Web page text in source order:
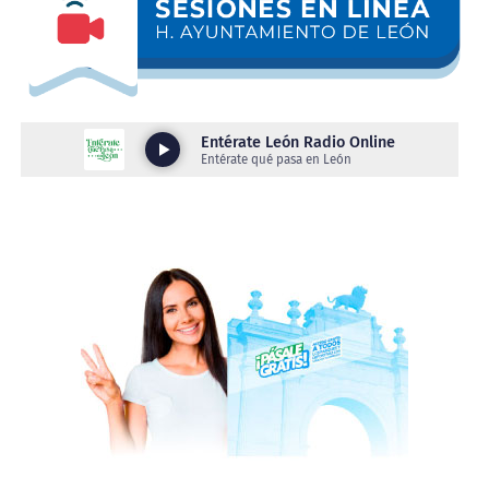
Además, la estrategia contempla una tercera etapa de
vinculación y fortalecimiento empresarial, mediante
espacios de venta comercial, networking, vinculaciones
de crecimiento de sus proyectos.
indígena, entre junio de 2024 y julio de 2026 se
realizaron 30 exposiciones, ferias y eventos comerciales,
que registraron más de 400 participaciones de familias y
personas artesanas pertenecientes a los pueblos otomí,
náhuatl, mazahua, mixteco, wixárika, triqui y purépecha.
Sus productos han llegado a espacios como Plaza
La Plaza Principal fue el escenario donde las y los
jóvenes ofrecieron de manera gratuita servicios de
aplicación de uñas de acrílico, barbería y alaciado
permanente, brindando atención a más de 250
Además, el evento contó con exhibiciones de globoflexia
Durante el evento, el director general del IMJU León,
Salvador Toledo Muñoz, destacó que este tipo de
iniciativas permiten a las juventudes descubrir su
talento y dar sus primeros pasos hacia un plan de vida.
“Esta feria de servicios nace de nuestros talleres
gratuitos, los cuales buscan impulsar los planes de